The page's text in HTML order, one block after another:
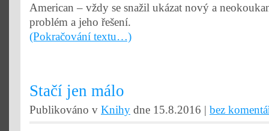
American – vždy se snažil ukázat nový a
problém a jeho řešení.
(Pokračování textu…)
Stačí jen málo
Publikováno v Knihy dne 15.8.2016 | bez